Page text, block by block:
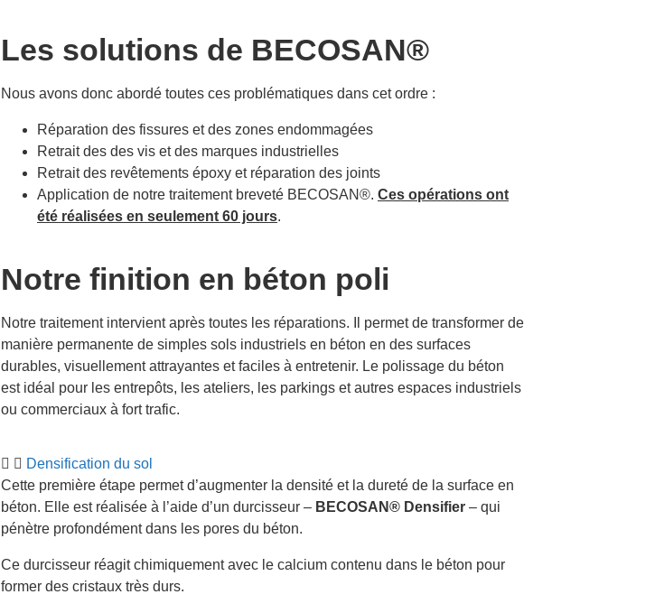
Les solutions de BECOSAN®​
Nous avons donc abordé toutes ces problématiques dans cet ordre :
Réparation des fissures et des zones endommagées
Retrait des des vis et des marques industrielles
Retrait des revêtements époxy et réparation des joints
Application de notre traitement breveté BECOSAN®. Ces opérations ont
été réalisées en seulement 60 jours.
Notre finition en béton poli
Notre traitement intervient après toutes les réparations. Il permet de transformer de
manière permanente de simples sols industriels en béton en des surfaces
durables, visuellement attrayantes et faciles à entretenir. Le polissage du béton
est idéal pour les entrepôts, les ateliers, les parkings et autres espaces industriels
ou commerciaux à fort trafic.
Densification du sol
Cette première étape permet d’augmenter la densité et la dureté de la surface en
béton. Elle est réalisée à l’aide d’un durcisseur – BECOSAN® Densifier – qui
pénètre profondément dans les pores du béton.
Ce durcisseur réagit chimiquement avec le calcium contenu dans le béton pour
former des cristaux très durs.